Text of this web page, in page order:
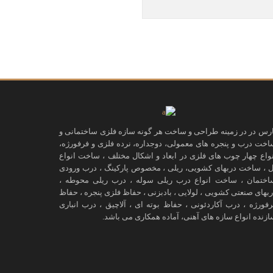
در در زمینه طراحی و ساخت هر گونه سازه فلزی ساختمانی و
درب و پنجره های معمولی، دوجداره، نرده فلزی و فرفورژه،
چهار چوب های فلزی در ابعاد و اشکال مختلف ، ساخت انواع
، ساخت دربهای کشویی، ریلی ، مخصوص پارکینگ ، درب ورودی
، ساخت انواع درب ریلی سوله ، درب ریلی محوطه ،
صنعتی کشویی ، لولایی ، بادبزنی ، حفاظ فلزی پنجره ، حفاظ
، درب آکاردئونی ، حفاظ بوته ای ، آلاچیق ، درب انباری
انواع سازه های آهنی، آماده همکاری می باشد.